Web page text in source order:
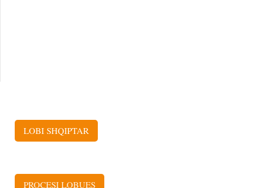
LOBI SHQIPTAR
PROÇESI LOBUES